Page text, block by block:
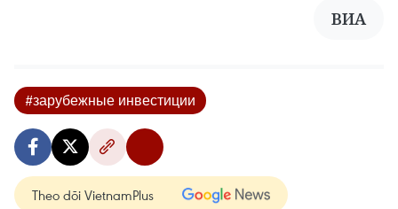
ВИА
#зарубежные инвестиции
Theo dõi VietnamPlus